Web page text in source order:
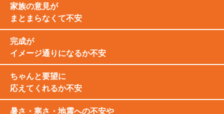
家族の意見が
まとまらなくて不安
完成が
イメージ通りになるか不安
ちゃんと要望に
応えてくれるか不安
暑さ・寒さ・地震への不安や